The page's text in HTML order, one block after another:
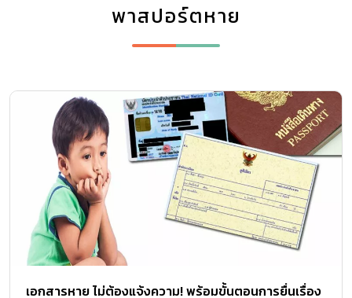
พาสปอร์ตหาย
เอกสารหาย ไม่ต้องแจ้งความ! พร้อมขั้นตอนการยื่นเรื่อง